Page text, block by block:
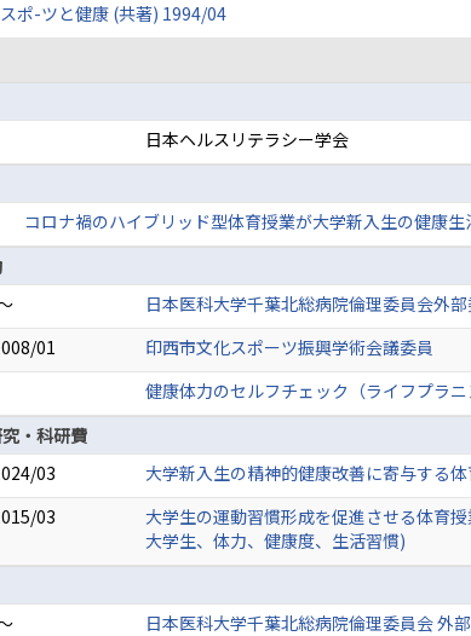
スポ-ツと健康 (共著) 1994/04
日本ヘルスリテラシー学会
コロナ禍のハイブリッド型体育授業が大学新入生の健康
日本医科大学千葉北総病院倫理委員会外部
01
印西市文化スポーツ振興学術会議委員
健康体力のセルフチェック（ライフプラニ
・科研費
03
大学新入生の精神的健康改善に寄与する
03
大学生の運動習慣形成を促進させる体育
大学生、体力、健康度、生活習慣)
日本医科大学千葉北総病院倫理委員会 外